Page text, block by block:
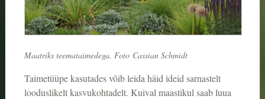
Maatriks teemataimedega. Foto Cassian Schmidt
Taimetüüpe kasutades võib leida häid ideid sarnastelt
looduslikelt kasvukohtadelt. Kuival maastikul saab luua